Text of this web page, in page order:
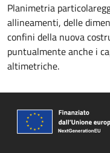
Planimetria
allineamenti, delle
confini della nuova
puntualmente anche i
altimetriche.